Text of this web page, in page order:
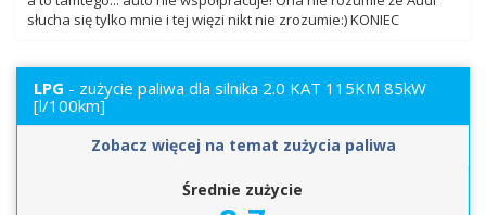
słucha się tylko mnie i tej więzi nikt nie zrozumie:) KONIEC
LPG - zużycie paliwa dla silnika 2.0 KAT 115KM 85kW
[l/100km]
Średnie zużycie
Zobacz więcej na temat zużycia paliwa